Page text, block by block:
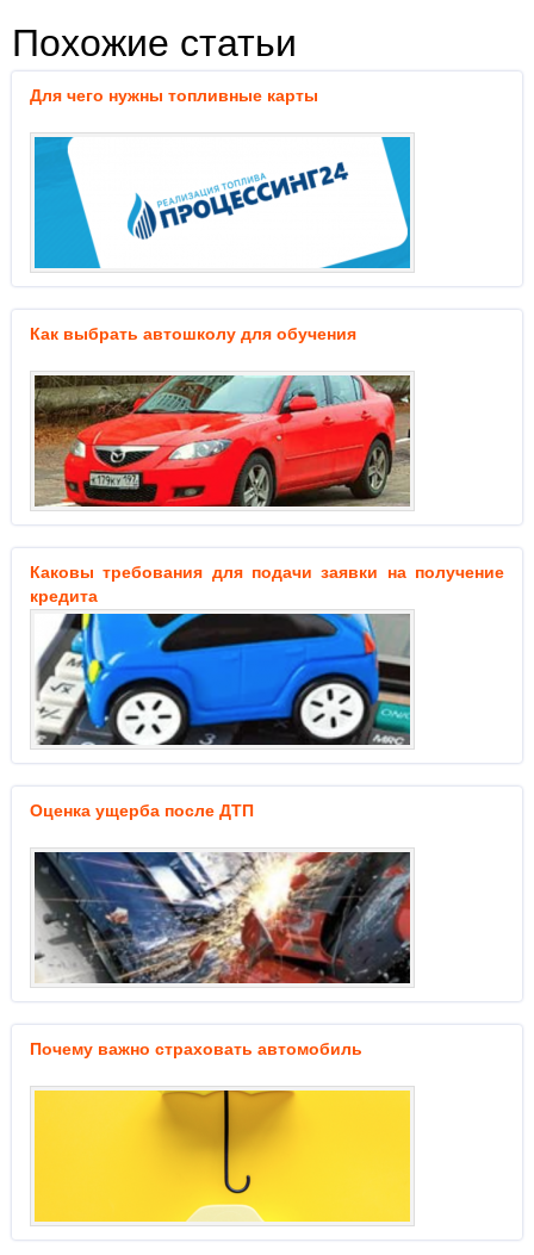
Похожие статьи
Для чего нужны топливные карты
Как выбрать автошколу для обучения
Каковы требования для подачи заявки на получение
кредита
Оценка ущерба после ДТП
Почему важно страховать автомобиль